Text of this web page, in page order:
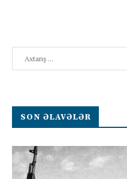
SON ƏLAVƏLƏR